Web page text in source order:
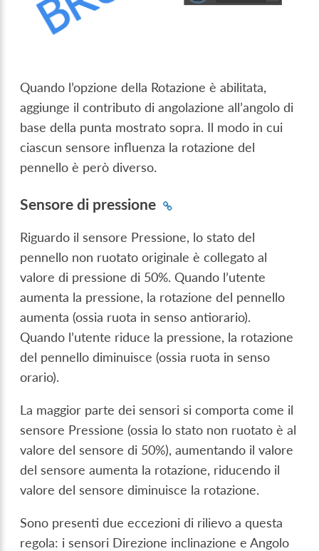
Quando l’opzione della Rotazione è abilitata,
aggiunge il contributo di angolazione all’angolo di
base della punta mostrato sopra. Il modo in cui
ciascun sensore influenza la rotazione del
pennello è però diverso.
Sensore di pressione
Riguardo il sensore Pressione, lo stato del
pennello non ruotato originale è collegato al
valore di pressione di 50%. Quando l’utente
aumenta la pressione, la rotazione del pennello
aumenta (ossia ruota in senso antiorario).
Quando l’utente riduce la pressione, la rotazione
del pennello diminuisce (ossia ruota in senso
orario).
La maggior parte dei sensori si comporta come il
sensore Pressione (ossia lo stato non ruotato è al
valore del sensore di 50%), aumentando il valore
del sensore aumenta la rotazione, riducendo il
valore del sensore diminuisce la rotazione.
Sono presenti due eccezioni di rilievo a questa
regola: i sensori Direzione inclinazione e Angolo